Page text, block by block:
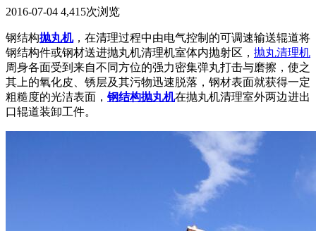
2016-07-04 4,415次浏览
钢结构抛丸机，在清理过程中由电气控制的可调速输送辊道将
钢结构件或钢材送进抛丸机清理机室体内抛射区， 抛丸清理机
周身各面受到来自不同方位的强力密集弹丸打击与磨擦，使之
其上的氧化皮、锈层及其污物迅速脱落，钢材表面就获得一定
粗糙度的光洁表面，钢结构抛丸机在抛丸机清理室外两边进出
口辊道装卸工件。